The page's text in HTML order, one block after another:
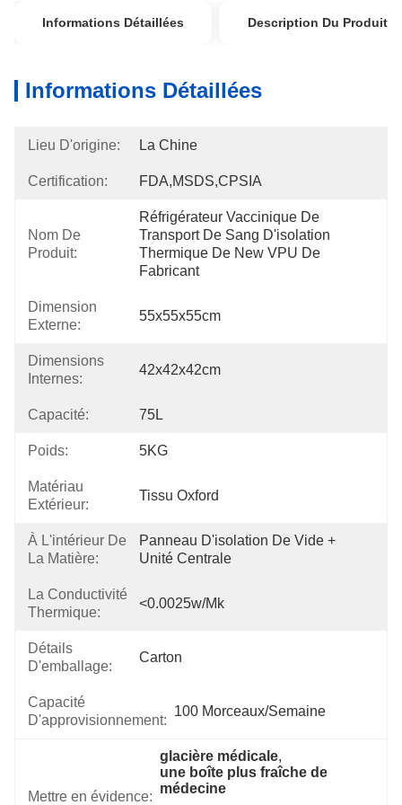
Informations Détaillées Description Du Produit
Informations Détaillées
Lieu D'origine: La Chine
Certification: FDA,MSDS,CPSIA
Nom De
Produit:
Réfrigérateur Vaccinique De
Transport De Sang D'isolation
Thermique De New VPU De
Fabricant
Dimension
Externe:
55x55x55cm
Dimensions
Internes:
42x42x42cm
Capacité: 75L
Poids: 5KG
Matériau
Extérieur:
Tissu Oxford
À L'intérieur De
La Matière:
Panneau D'isolation De Vide +
Unité Centrale
La Conductivité
Thermique:
<0.0025w/mk
Détails
D'emballage:
Carton
Capacité
D'approvisionnement:
100 Morceaux/semaine
Mettre en évidence:
glacière médicale,
une boîte plus fraîche de
médecine